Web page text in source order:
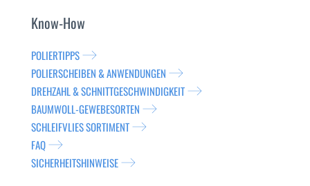
Know-How
POLIERTIPPS
POLIERSCHEIBEN & ANWENDUNGEN
DREHZAHL & SCHNITTGESCHWINDIGKEIT
BAUMWOLL-GEWEBESORTEN
SCHLEIFVLIES SORTIMENT
FAQ
SICHERHEITSHINWEISE